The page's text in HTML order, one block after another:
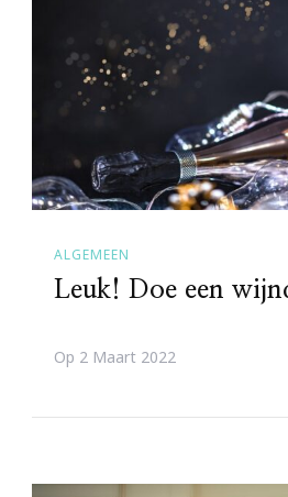
ALGEMEEN
Leuk! Doe een
Op 2 Maart 2022